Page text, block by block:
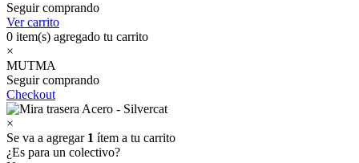
Seguir comprando
Ver carrito
0 item(s) agregado tu carrito
×
MUTMA
Seguir comprando
Checkout
×
Se va a agregar 1 ítem a tu carrito
¿Es para un colectivo?